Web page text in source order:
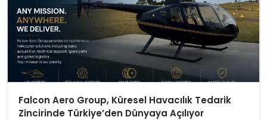
Falcon Aero Group, Küresel Havacılık Tedarik
Zincirinde Türkiye’den Dünyaya Açılıyor